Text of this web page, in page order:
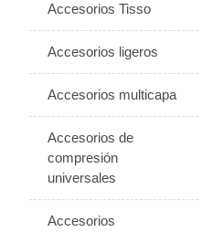
Accesorios Tisso
Accesorios ligeros
Accesorios multicapa
Accesorios de
compresión
universales
Accesorios